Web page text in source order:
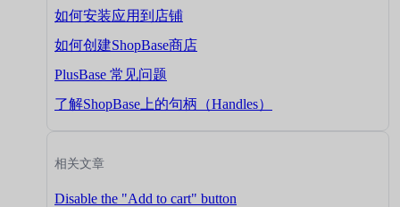
如何安装应用到店铺
如何创建ShopBase商店
PlusBase 常见问题
了解ShopBase上的句柄（Handles）
相关文章
Disable the "Add to cart" button